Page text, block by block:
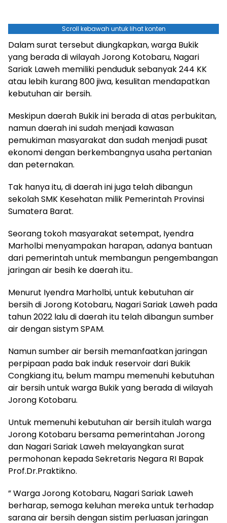
Scroll kebawah untuk lihat konten
Dalam surat tersebut diungkapkan, warga Bukik
yang berada di wilayah Jorong Kotobaru, Nagari
Sariak Laweh memiliki penduduk sebanyak 244 KK
atau lebih kurang 800 jiwa, kesulitan mendapatkan
kebutuhan air bersih.
Meskipun daerah Bukik ini berada di atas perbukitan,
namun daerah ini sudah menjadi kawasan
pemukiman masyarakat dan sudah menjadi pusat
ekonomi dengan berkembangnya usaha pertanian
dan peternakan.
Tak hanya itu, di daerah ini juga telah dibangun
sekolah SMK Kesehatan milik Pemerintah Provinsi
Sumatera Barat.
Seorang tokoh masyarakat setempat, Iyendra
Marholbi menyampakan harapan, adanya bantuan
dari pemerintah untuk membangun pengembangan
jaringan air besih ke daerah itu..
Menurut Iyendra Marholbi, untuk kebutuhan air
bersih di Jorong Kotobaru, Nagari Sariak Laweh pada
tahun 2022 lalu di daerah itu telah dibangun sumber
air dengan sistym SPAM.
Namun sumber air bersih memanfaatkan jaringan
perpipaan pada bak induk reservoir dari Bukik
Congkiang itu, belum mampu memenuhi kebutuhan
air bersih untuk warga Bukik yang berada di wilayah
Jorong Kotobaru.
Untuk memenuhi kebutuhan air bersih itulah warga
Jorong Kotobaru bersama pemerintahan Jorong
dan Nagari Sariak Laweh melayangkan surat
permohonan kepada Sekretaris Negara RI Bapak
Prof.Dr.Praktikno.
” Warga Jorong Kotobaru, Nagari Sariak Laweh
berharap, semoga keluhan mereka untuk terhadap
sarana air bersih dengan sistim perluasan jaringan